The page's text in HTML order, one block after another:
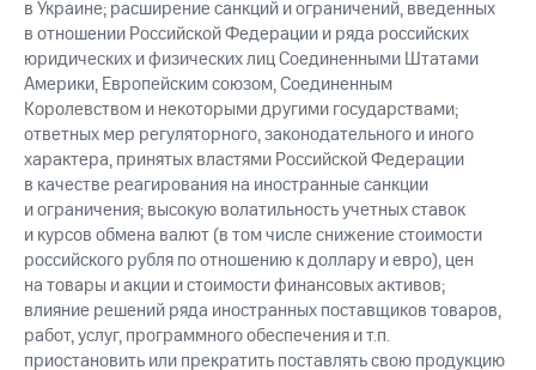
в Украине; расширение санкций и ограничений, введенных
в отношении Российской Федерации и ряда российских
юридических и физических лиц Соединенными Штатами
Америки, Европейским союзом, Соединенным
Королевством и некоторыми другими государствами;
ответных мер регуляторного, законодательного и иного
характера, принятых властями Российской Федерации
в качестве реагирования на иностранные санкции
и ограничения; высокую волатильность учетных ставок
и курсов обмена валют (в том числе снижение стоимости
российского рубля по отношению к доллару и евро), цен
на товары и акции и стоимости финансовых активов;
влияние решений ряда иностранных поставщиков товаров,
работ, услуг, программного обеспечения и т.п.
приостановить или прекратить поставлять свою продукцию